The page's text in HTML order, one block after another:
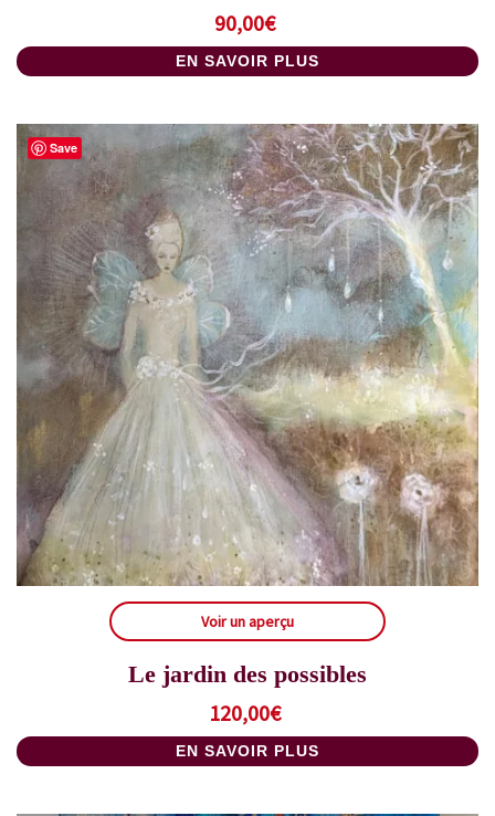
90,00€
EN SAVOIR PLUS
Save
Voir un aperçu
Le jardin des possibles
120,00€
EN SAVOIR PLUS